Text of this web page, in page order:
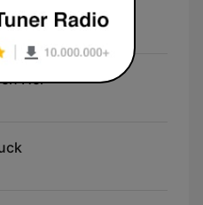
Her